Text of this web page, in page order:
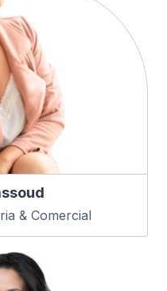
& Comercial